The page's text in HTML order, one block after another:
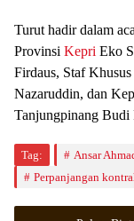
Turut hadir dalam
Provinsi Kepri Eko
Firdaus, Staf
Nazaruddin, dan
Tanjungpinang Budi
Tag: Ansar
Perpanjangan